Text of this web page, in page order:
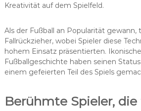
Kreativität auf dem Spielfeld.
Als der Fußball an Popularität gewann,
Fallrückzieher, wobei Spieler diese
hohem Einsatz präsentierten.
Fußballgeschichte haben seinen
einem gefeierten Teil des Spiels
Berühmte Spieler,